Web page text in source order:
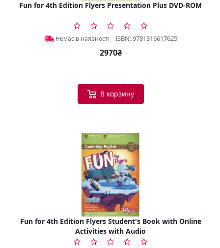
Fun for 4th Edition Flyers Presentation Plus DVD-ROM
Немає в наявності ISBN: 9781316617625
2970₴
В корзину
Fun for 4th Edition Flyers Student's Book with Online
Activities with Audio